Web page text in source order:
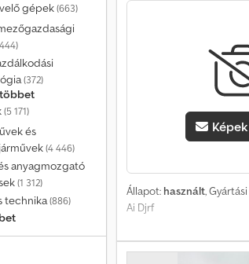
gépek(663)
(372)
(5 171)
és
(4 446)
anyagmozgató
(1 312)
technika(886)
Állapot: használt,
Ai Djrf